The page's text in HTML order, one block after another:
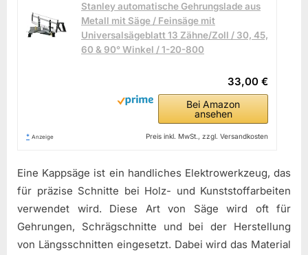
Stanley automatische Gehrungslade aus
Metall mit Säge / Feinsäge mit
Universalsägeblatt 13 Zähne/Zoll / 30, 45,
60 & 90° Winkel / 1-20-800
33,00 €
Bei Amazon
ansehen
* Anzeige Preis inkl. MwSt., zzgl. Versandkosten
Eine Kappsäge ist ein handliches Elektrowerkzeug, das
für präzise Schnitte bei Holz- und Kunststoffarbeiten
verwendet wird. Diese Art von Säge wird oft für
Gehrungen, Schrägschnitte und bei der Herstellung
von Längsschnitten eingesetzt. Dabei wird das Material